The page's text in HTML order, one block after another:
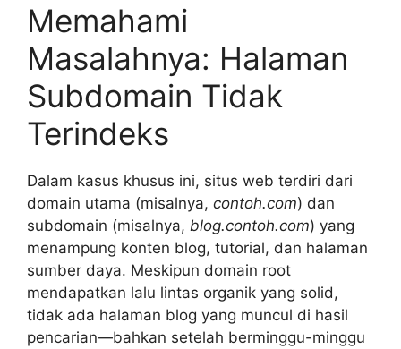
Memahami
Masalahnya: Halaman
Subdomain Tidak
Terindeks
Dalam kasus khusus ini, situs web terdiri dari
domain utama (misalnya, contoh.com) dan
subdomain (misalnya, blog.contoh.com) yang
menampung konten blog, tutorial, dan halaman
sumber daya. Meskipun domain root
mendapatkan lalu lintas organik yang solid,
tidak ada halaman blog yang muncul di hasil
pencarian—bahkan setelah berminggu-minggu